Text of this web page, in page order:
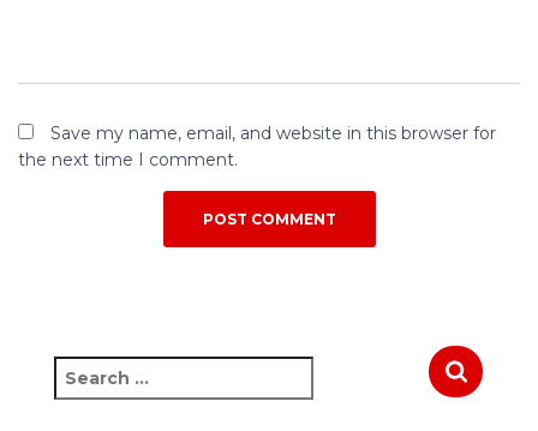
Save my name, email, and website in this browser for
the next time I comment.
e